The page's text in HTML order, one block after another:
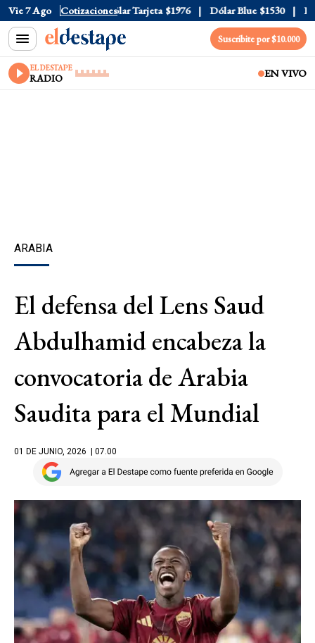
Vie 7 Ago Cotizaciones
Oficial $1520 Dólar Tarjeta $1976 Dólar Blue $1530
Suscribite por $10.000
EL DESTAPE
RADIO EN VIVO
ARABIA
El defensa del Lens Saud
Abdulhamid encabeza la
convocatoria de Arabia
Saudita para el Mundial
01 DE JUNIO, 2026 | 07.00